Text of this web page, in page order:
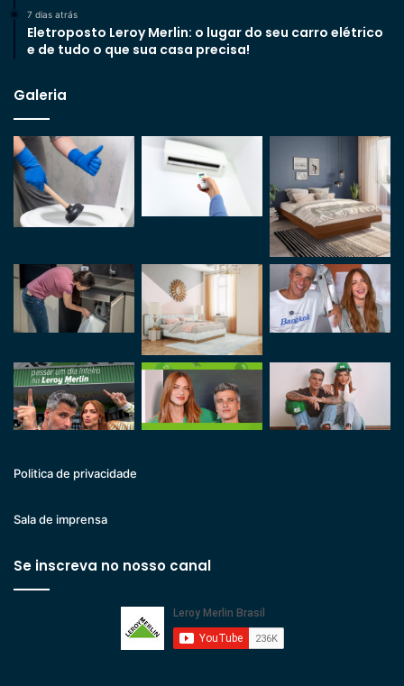
7 dias atrás
Eletroposto Leroy Merlin: o lugar do seu carro elétrico
e de tudo o que sua casa precisa!
Galeria
Politica de privacidade
Sala de imprensa
Se inscreva no nosso canal